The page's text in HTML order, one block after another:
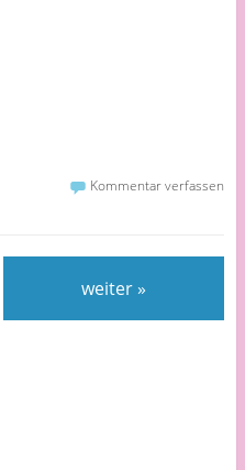
Kommentar verfassen
weiter »